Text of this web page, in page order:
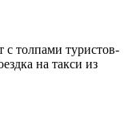
с толпами туристов-
на такси из